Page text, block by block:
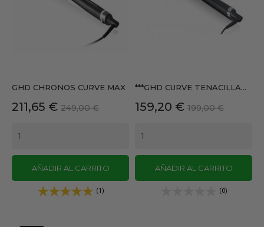
GHD CHRONOS CURVE MAX
Precio
211,65 € Precio
249,00 €
AÑADIR AL CARRITO
(1)
***GHD CURVE TENACILLA...
Precio
159,20 € Precio
199,00 €
AÑADIR AL CARRITO
(0)